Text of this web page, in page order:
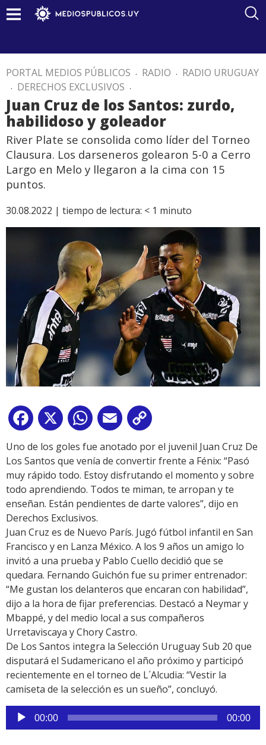
PORTAL MEDIOS PÚBLICOS . RADIO . RADIO URUGUAY
. DERECHOS EXCLUSIVOS .
Juan Cruz de los Santos: zurdo,
habilidoso y goleador
River Plate se consolida como líder del Torneo
Clausura. Los darseneros golearon 5-0 a Cerro
Largo en Melo y llegaron a la cima con 15
puntos.
30.08.2022 | tiempo de lectura: < 1 minuto
Facebook
X WhatsApp
Email
Link
Uno de los goles fue anotado por el juvenil Juan Cruz De
Los Santos que venía de convertir frente a Fénix: “Pasó
muy rápido todo. Estoy disfrutando el momento y sobre
todo aprendiendo. Todos te miman, te arropan y te
enseñan. Están pendientes de darte valores”, dijo en
Derechos Exclusivos.
Juan Cruz es de Nuevo París. Jugó fútbol infantil en San
Francisco y en Lanza México. A los 9 años un amigo lo
invitó a una prueba y Pablo Cuello decidió que se
quedara. Fernando Guichón fue su primer entrenador:
“Me gustan los delanteros que encaran con habilidad”,
dijo a la hora de fijar preferencias. Destacó a Neymar y
Mbappé, y del medio local a sus compañeros
Urretaviscaya y Chory Castro.
De Los Santos integra la Selección Uruguay Sub 20 que
disputará el Sudamericano el año próximo y participó
recientemente en el torneo de L´Alcudia: “Vestir la
camiseta de la selección es un sueño”, concluyó.
Reproductor
de
00:00 00:00